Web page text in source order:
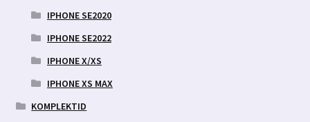
IPHONE SE2020
IPHONE SE2022
IPHONE X/XS
IPHONE XS MAX
KOMPLEKTID